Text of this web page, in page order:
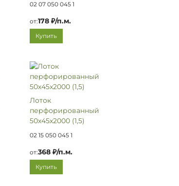
02 07 050 045 1
от:178 ₽/п.м.
Купить
Лоток
перфорированный
50х45х2000 (1,5)
02 15 050 045 1
от:368 ₽/п.м.
Купить